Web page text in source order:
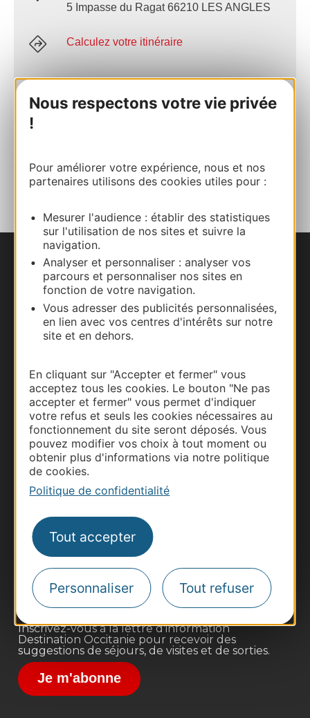
Nous respectons votre vie privée
!
Pour améliorer votre expérience, nous et nos
partenaires utilisons des cookies utiles pour :
Mesurer l'audience : établir des statistiques
sur l'utilisation de nos sites et suivre la
navigation.
Analyser et personnaliser : analyser vos
parcours et personnaliser nos sites en
fonction de votre navigation.
Vous adresser des publicités personnalisées,
en lien avec vos centres d'intérêts sur notre
site et en dehors.
En cliquant sur "Accepter et fermer" vous
acceptez tous les cookies. Le bouton "Ne pas
accepter et fermer" vous permet d'indiquer
votre refus et seuls les cookies nécessaires au
fonctionnement du site seront déposés. Vous
pouvez modifier vos choix à tout moment ou
obtenir plus d'informations via notre politique
de cookies.
Politique de confidentialité
Tout accepter
Personnaliser Tout refuser
5 Impasse du Ragat 66210 LES ANGLES
Calculez votre itinéraire
AJOUTER
AU CARNET
Nous contacter
Documentation
Thermalisme
Business/Mice
Pros d'Occitanie
Site presse et d'influence
Voyagistes
Destination Sport
Inscrivez-vous à la lettre d'information
Destination Occitanie pour recevoir des
suggestions de séjours, de visites et de sorties.
Je m'abonne